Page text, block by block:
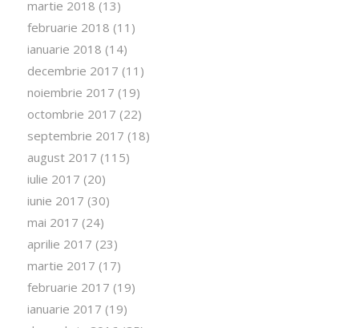
martie 2018 (13)
februarie 2018 (11)
ianuarie 2018 (14)
decembrie 2017 (11)
noiembrie 2017 (19)
octombrie 2017 (22)
septembrie 2017 (18)
august 2017 (115)
iulie 2017 (20)
iunie 2017 (30)
mai 2017 (24)
aprilie 2017 (23)
martie 2017 (17)
februarie 2017 (19)
ianuarie 2017 (19)